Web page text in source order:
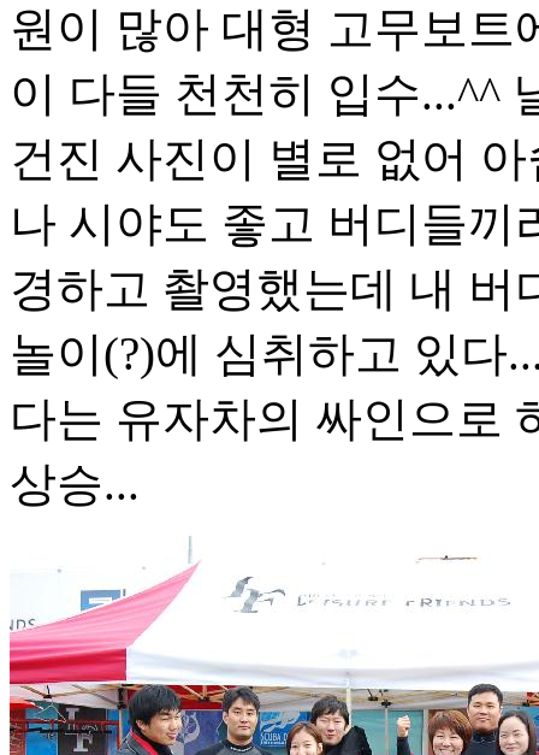
원이 많아 대형 고무보트
이 다들 천천히 입수...^^
건진 사진이 별로 없어
나 시야도 좋고 버디들끼
경하고 촬영했는데 내 버
놀이(?)에 심취하고 있다
다는 유자차의 싸인으로
상승...